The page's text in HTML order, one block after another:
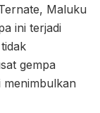
Maluku
ini terjadi
gempa